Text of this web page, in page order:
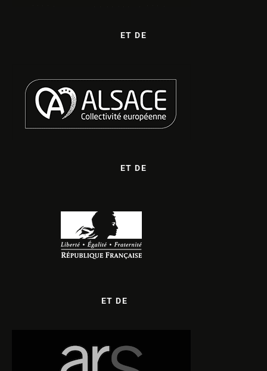
ET DE
ET DE
ET DE